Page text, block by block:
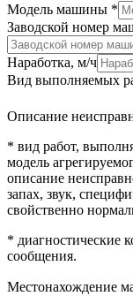
Модель машины *
Заводской номер
Наработка, м/ч
Вид выполняемых
Описание
* вид работ,
модель
описание
запах, звук,
свойственно
* диагностические
сообщения.
Местонахождение